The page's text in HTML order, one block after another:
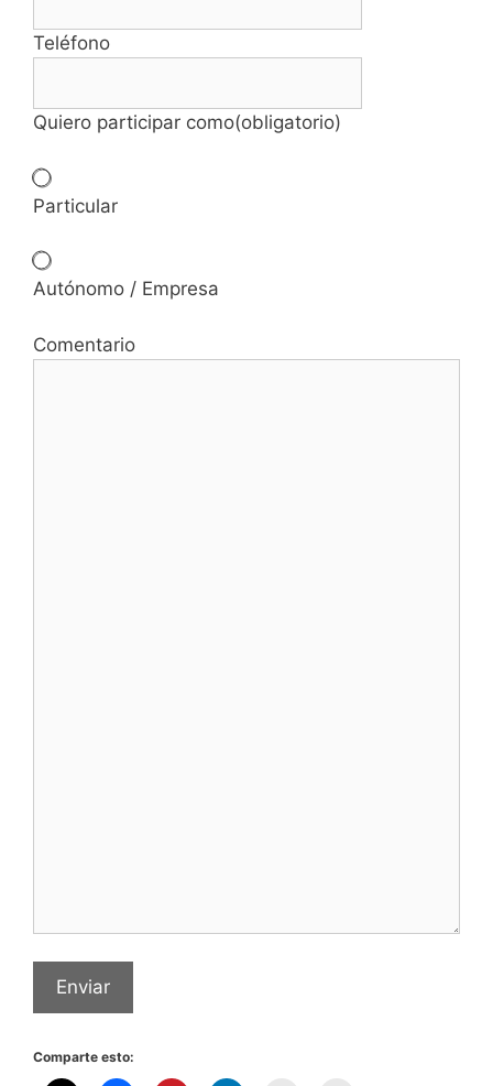
Teléfono
Quiero participar como(obligatorio)
Particular
Autónomo / Empresa
Comentario
Enviar
Comparte esto: